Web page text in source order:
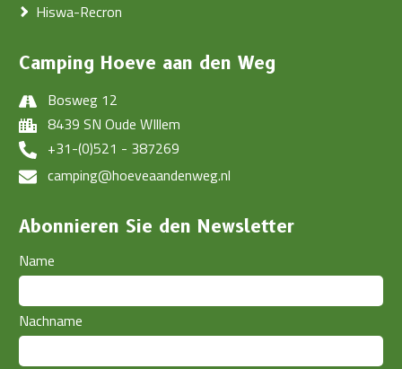
Hiswa-Recron
Camping Hoeve aan den Weg
Bosweg 12
8439 SN Oude WIllem
+31-(0)521 - 387269
camping@hoeveaandenweg.nl
Abonnieren Sie den Newsletter
Name
Nachname